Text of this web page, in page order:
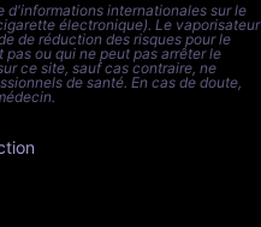
d'informations internationales sur le
électronique). Le vaporisateur
de réduction des risques pour le
ou qui ne peut pas arrêter le
ce site, sauf cas contraire, ne
de santé. En cas de doute,